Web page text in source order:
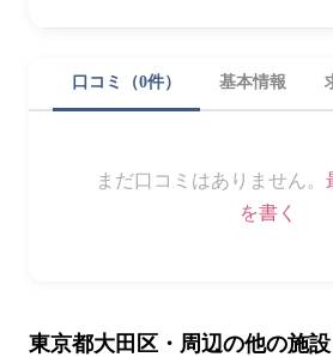
口コミ（0件） 基本情報
まだ口コミはありません。
を書く
東京都大田区・周辺の他の施設